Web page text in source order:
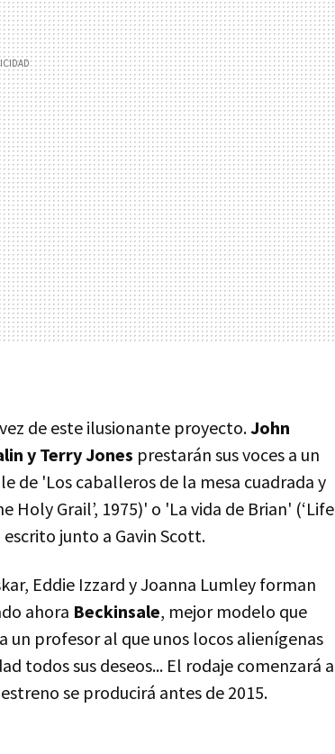
de este ilusionante proyecto.John
y Terry Jones prestarán sus voces a un
de 'Los caballeros de la mesa cuadrada y
Holy Grail’, 1975)' o 'La vida de Brian' (‘Life
junto a Gavin Scott.
Eddie Izzard y Joanna Lumley forman
ahora Beckinsale, mejor modelo que
un profesor al que unos locos alienígenas
todos sus deseos... El rodaje comenzará a
se producirá antes de 2015.